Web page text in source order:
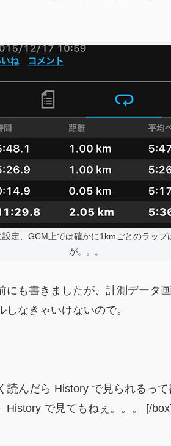
定、GCM上では確かに1kmごとのラップ
が。。。
にも書きましたが、計測データ
なきゃいけないので。
読んだら History で見られるっ
History で見てもねぇ。。。 [/